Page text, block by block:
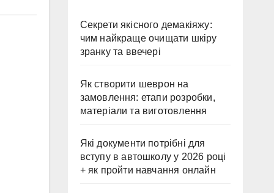
Секрети якісного демакіяжу:
чим найкраще очищати шкіру
зранку та ввечері
Як створити шеврон на
замовлення: етапи розробки,
матеріали та виготовлення
Які документи потрібні для
вступу в автошколу у 2026 році
+ як пройти навчання онлайн